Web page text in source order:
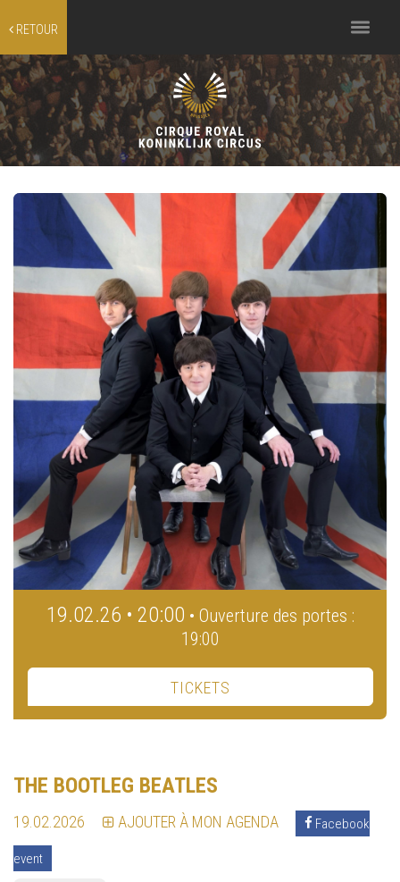
RETOUR
Toggle
navigation
19.02.26 • 20:00 • Ouverture des portes :
19:00
TICKETS
THE BOOTLEG BEATLES
19.02.2026 AJOUTER À MON AGENDA Facebook
event